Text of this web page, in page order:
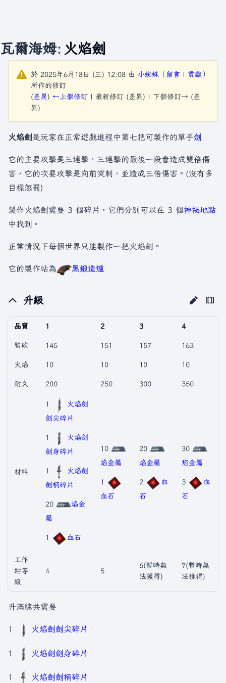
瓦爾海姆: 火焰劍
於 2025年6月18日 (三) 12:08 由 小蜘蛛 （ 留言 | 貢獻 ）
所作的修訂
(差異) ←上個修訂 | 最新修訂 (差異) | 下個修訂→ (差
異)
火焰劍 是玩家在正常遊戲進程中第七把可製作的單手劍
它的主要攻擊是三連擊，三連擊的最後一段會造成雙倍傷
害，它的次要攻擊是向前突刺，並造成三倍傷害。(沒有多
目標懲罰)
製作火焰劍需要 3 個碎片，它們分別可以在 3 個神祕地點
中找到。
正常情況下每個世界只能製作一把火焰劍。
它的製作站為 黑鍛造爐
升級
品質 1 2 3 4
劈砍 145 151 157 163
火焰 10 10 10 10
耐久 200 250 300 350
材料
1
火焰劍
劍尖碎片
1
火焰劍
劍身碎片
1
火焰劍
劍柄碎片
20
焰金
屬
1 血石
10
焰金屬
1
血石
20
焰金屬
2
血
石
30
焰金屬
3
血
石
工作
站等
級
4 5
6(暫時無
法獲得)
7(暫時無
法獲得)
升滿總共需要
1 火焰劍劍尖碎片
1 火焰劍劍身碎片
1 火焰劍劍柄碎片